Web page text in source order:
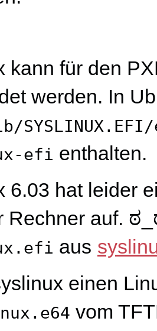
kann für den
werden. In
efi enthalten.
6.03 hat leider
Rechner auf.
aus
einen
vom